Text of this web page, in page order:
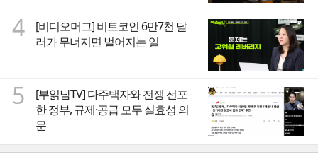
4
[비디오머그] 비트코인 6만7천 달
러가 무너지면 벌어지는 일
5
[부읽남TV] 다주택자와 전쟁 선포
한 정부, 규제·공급 모두 실효성 의
문